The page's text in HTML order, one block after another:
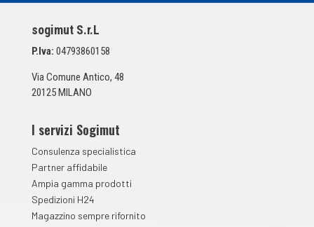
u
n
a
*
sogimut S.r.L
P.Iva: 04793860158
Via Comune Antico, 48
20125 MILANO
I servizi Sogimut
Consulenza specialistica
Partner affidabile
Ampia gamma prodotti
Spedizioni H24
Magazzino sempre rifornito